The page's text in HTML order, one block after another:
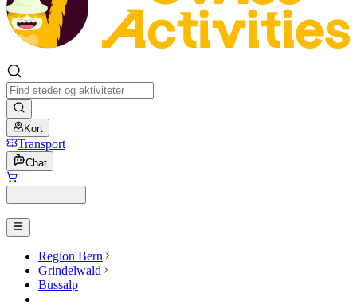
Kort
Transport
Chat
Region Bern
Grindelwald
Bussalp